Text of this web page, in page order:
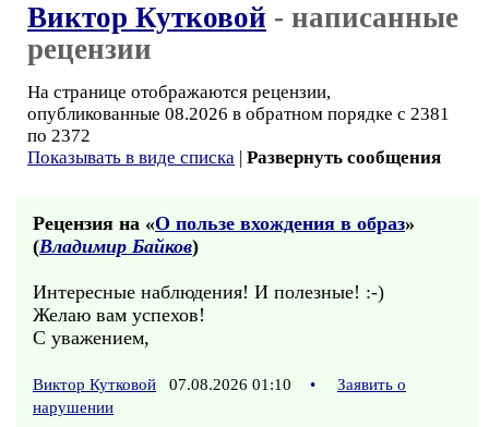
Виктор Кутковой - написанные
рецензии
На странице отображаются рецензии,
опубликованные 08.2026 в обратном порядке с 2381
по 2372
Показывать в виде списка | Развернуть сообщения
Рецензия на «О пользе вхождения в образ»
(Владимир Байков)
Интересные наблюдения! И полезные! :-)
Желаю вам успехов!
С уважением,
Виктор Кутковой 07.08.2026 01:10 •
Заявить о
нарушении